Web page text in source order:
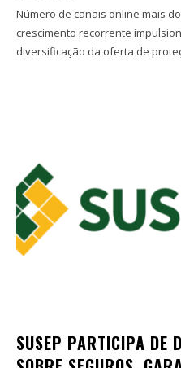
Número de canais online mais
crescimento recorrente
diversificação da oferta de
SUSEP PARTICIPA DE